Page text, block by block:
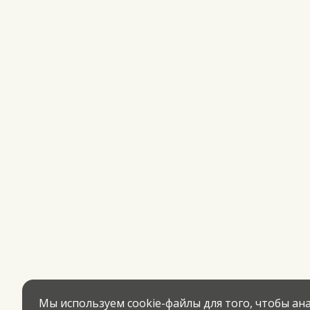
Мы используем cookie-файлы для того, чтобы